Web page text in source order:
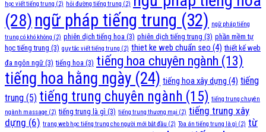
học viết tiếng trung (2) hỏi đường tiếng trung (2)
(28) ngữ pháp tiếng trung (32) ngữ pháp tiếng
trung có khó không (2) phiên dịch tiếng hoa (3) phiên dịch tiếng trung (3) phần mềm tự
học tiếng trung (3) quy tắc viết tiếng trung (2) thiet ke web chuẩn seo (4) thiết kế web
đa ngôn ngữ (3) tiếng hoa (3) tiếng hoa chuyên ngành (13)
tiếng hoa hằng ngày (24) tiếng hoa xây dựng (4) tiếng
trung (5) tiếng trung chuyên ngành (15) tiếng trung chuyên
ngành massage (2) tiếng trung là gì (3) tiếng trung thương mại (2) tiếng trung xây
dựng (6) trang web học tiếng trung cho người mới bắt đầu (2) Tòa án tiếng trung là gì (2) từ